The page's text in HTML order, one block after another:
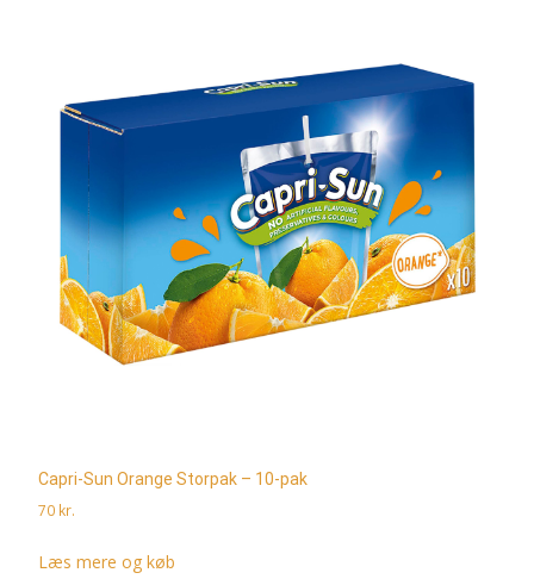
Capri-Sun Orange Storpak – 10-pak
70 kr.
Læs mere og køb